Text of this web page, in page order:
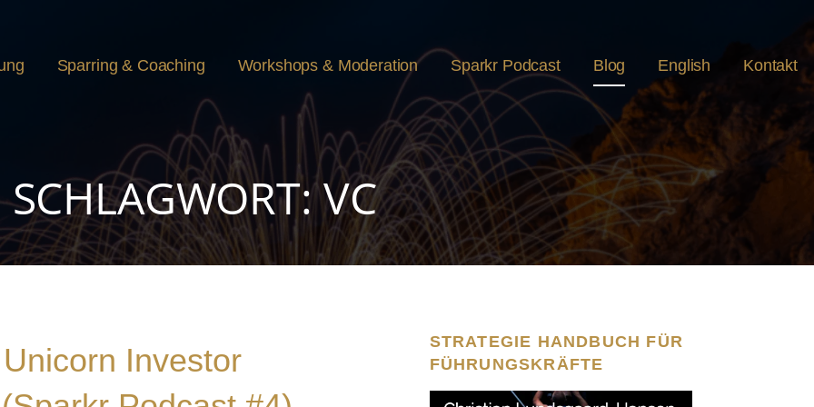
Sparring & Coaching Workshops & Moderation Sparkr Podcast Blog English Kontakt
SCHLAGWORT: VC
Investor
STRATEGIE HANDBUCH FÜR
FÜHRUNGSKRÄFTE